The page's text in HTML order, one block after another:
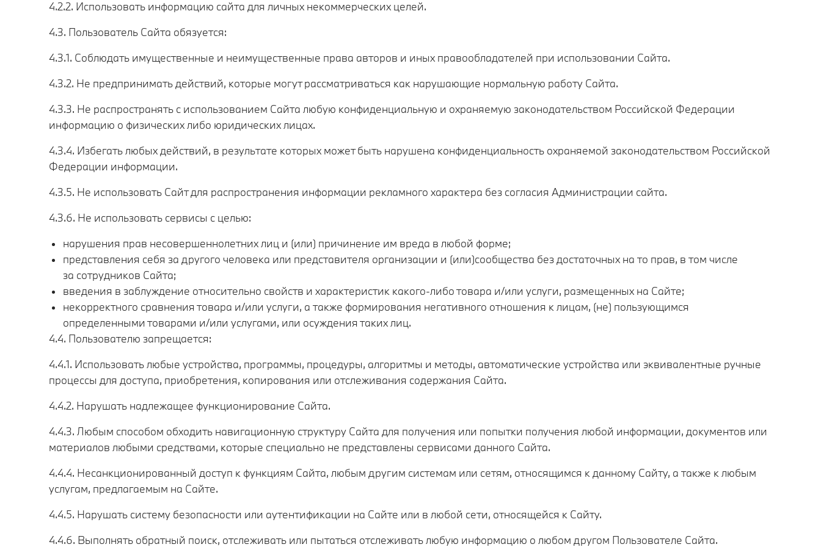
4.2.2. Использовать информацию сайта для личных некоммерческих целей.
4.3. Пользователь Сайта обязуется:
4.3.1. Соблюдать имущественные и неимущественные права авторов и иных правообладателей при использовании Сайта.
4.3.2. Не предпринимать действий, которые могут рассматриваться как нарушающие нормальную работу Сайта.
4.3.3. Не распространять с использованием Сайта любую конфиденциальную и охраняемую законодательством Российской Федерации
информацию о физических либо юридических лицах.
4.3.4. Избегать любых действий, в результате которых может быть нарушена конфиденциальность охраняемой законодательством Российской
Федерации информации.
4.3.5. Не использовать Сайт для распространения информации рекламного характера без согласия Администрации сайта.
4.3.6. Не использовать сервисы с целью:
нарушения прав несовершеннолетних лиц и (или) причинение им вреда в любой форме;
представления себя за другого человека или представителя организации и (или)сообщества без достаточных на то прав, в том числе
за сотрудников Сайта;
введения в заблуждение относительно свойств и характеристик какого-либо товара и/или услуги, размещенных на Сайте;
некорректного сравнения товара и/или услуги, а также формирования негативного отношения к лицам, (не) пользующимся
определенными товарами и/или услугами, или осуждения таких лиц.
4.4. Пользователю запрещается:
4.4.1. Использовать любые устройства, программы, процедуры, алгоритмы и методы, автоматические устройства или эквивалентные ручные
процессы для доступа, приобретения, копирования или отслеживания содержания Сайта.
4.4.2. Нарушать надлежащее функционирование Сайта.
4.4.3. Любым способом обходить навигационную структуру Сайта для получения или попытки получения любой информации, документов или
материалов любыми средствами, которые специально не представлены сервисами данного Сайта.
4.4.4. Несанкционированный доступ к функциям Сайта, любым другим системам или сетям, относящимся к данному Сайту, а также к любым
услугам, предлагаемым на Сайте.
4.4.5. Нарушать систему безопасности или аутентификации на Сайте или в любой сети, относящейся к Сайту.
4.4.6. Выполнять обратный поиск, отслеживать или пытаться отслеживать любую информацию о любом другом Пользователе Сайта.